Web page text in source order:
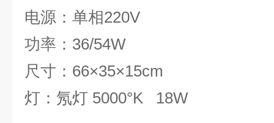
电源：单相220V
功率：36/54W
尺寸：66×35×15cm
灯：氖灯 5000°K 18W